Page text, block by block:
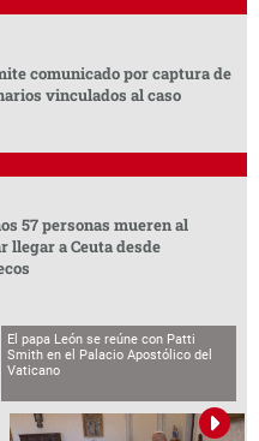
comunicado por captura de
vinculados al caso
57 personas mueren al
llegar a Ceuta desde
El papa León se reúne con Patti
Smith en el Palacio Apostólico del
Vaticano